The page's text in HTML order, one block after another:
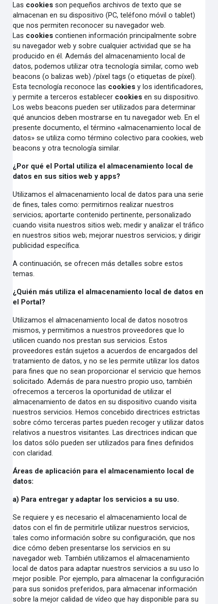
Las cookies son pequeños archivos de texto que se
almacenan en su dispositivo (PC, teléfono móvil o tablet)
que nos permiten reconocer su navegador web.
Las cookies contienen información principalmente sobre
su navegador web y sobre cualquier actividad que se ha
producido en él. Además del almacenamiento local de
datos, podemos utilizar otra tecnología similar, como web
beacons (o balizas web) /píxel tags (o etiquetas de píxel).
Esta tecnología reconoce las cookies y los identificadores,
y permite a terceros establecer cookies en su dispositivo.
Los webs beacons pueden ser utilizados para determinar
qué anuncios deben mostrarse en tu navegador web. En el
presente documento, el término «almacenamiento local de
datos» se utiliza como término colectivo para cookies, web
beacons y otra tecnología similar.
¿Por qué el Portal utiliza el almacenamiento local de
datos en sus sitios web y apps?
Utilizamos el almacenamiento local de datos para una serie
de fines, tales como: permitirnos realizar nuestros
servicios; aportarte contenido pertinente, personalizado
cuando visita nuestros sitios web; medir y analizar el tráfico
en nuestros sitios web; mejorar nuestros servicios; y dirigir
publicidad específica.
A continuación, se ofrecen más detalles sobre estos
temas.
¿Quién más utiliza el almacenamiento local de datos en
el Portal?
Utilizamos el almacenamiento local de datos nosotros
mismos, y permitimos a nuestros proveedores que lo
utilicen cuando nos prestan sus servicios. Estos
proveedores están sujetos a acuerdos de encargados del
tratamiento de datos, y no se les permite utilizar los datos
para fines que no sean proporcionar el servicio que hemos
solicitado. Además de para nuestro propio uso, también
ofrecemos a terceros la oportunidad de utilizar el
almacenamiento de datos en su dispositivo cuando visita
nuestros servicios. Hemos concebido directrices estrictas
sobre cómo terceras partes pueden recoger y utilizar datos
relativos a nuestros visitantes. Las directrices indican que
los datos sólo pueden ser utilizados para fines definidos
con claridad.
Áreas de aplicación para el almacenamiento local de
datos:
a) Para entregar y adaptar los servicios a su uso.
Se requiere y es necesario el almacenamiento local de
datos con el fin de permitirle utilizar nuestros servicios,
tales como información sobre su configuración, que nos
dice cómo deben presentarse los servicios en su
navegador web. También utilizamos el almacenamiento
local de datos para adaptar nuestros servicios a su uso lo
mejor posible. Por ejemplo, para almacenar la configuración
para sus sonidos preferidos, para almacenar información
sobre la mejor calidad de vídeo que hay disponible para su